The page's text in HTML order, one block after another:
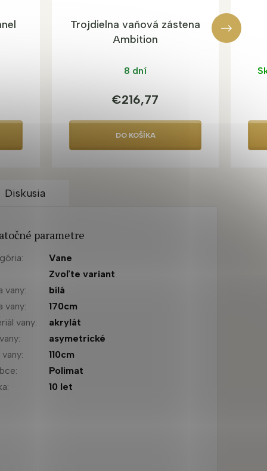
Trojdielna vaňová zástena
Ambition
8 dní
€216,77
DO KOŠÍKA
Diskusia
parametre
:
Vane
Zvoľte variant
vany:
bílá
vany:
170cm
vany:
akrylát
:
asymetrické
vany:
110cm
:
Polimat
: 10 let